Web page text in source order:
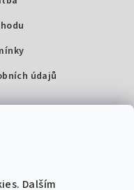
Dalším
údajů